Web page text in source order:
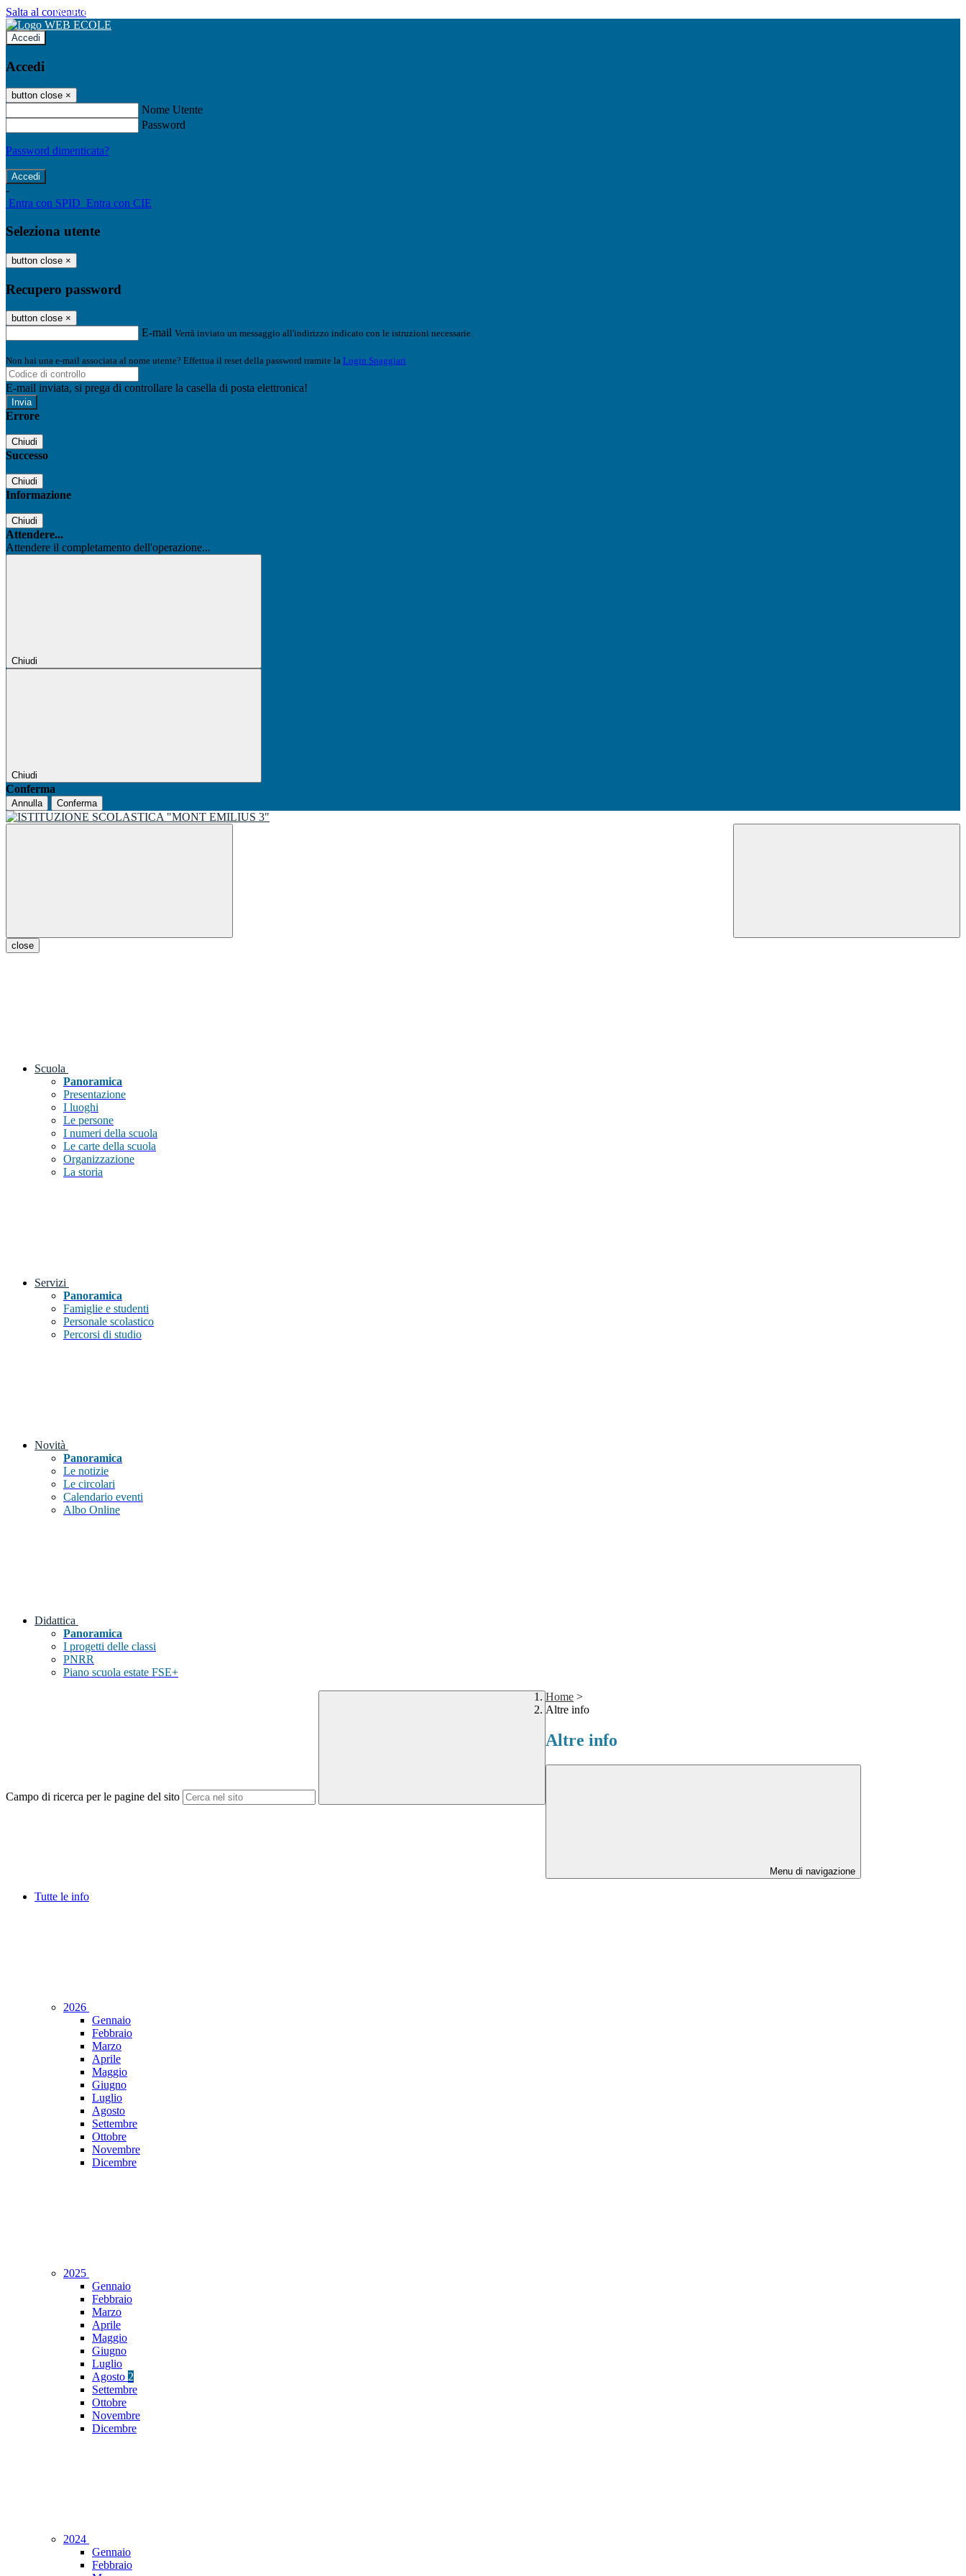
Salta al contenuto
WEB ECOLE
Accedi
Accedi
button close ×
Nome Utente
Password
Password dimenticata?
-
Entra con SPID Entra con CIE
Seleziona utente
button close ×
Recupero password
button close ×
E-mail Verrà inviato un messaggio all'indirizzo indicato con le istruzioni necessarie.
Non hai una e-mail associata al nome utente? Effettua il reset della password tramite la Login Spaggiari
E-mail inviata, si prega di controllare la casella di posta elettronica!
Errore
Chiudi
Successo
Chiudi
Informazione
Chiudi
Attendere...
Attendere il completamento dell'operazione...
Chiudi
Chiudi
Conferma
Annulla Conferma
close
Scuola
Panoramica
Presentazione
I luoghi
Le persone
I numeri della scuola
Le carte della scuola
Organizzazione
La storia
Servizi
Panoramica
Famiglie e studenti
Personale scolastico
Percorsi di studio
Novità
Panoramica
Le notizie
Le circolari
Calendario eventi
Albo Online
Didattica
Panoramica
I progetti delle classi
PNRR
Piano scuola estate FSE+
Campo di ricerca per le pagine del sito
Home >
Altre info
Altre info
Menu di navigazione
Tutte le info
2026
Gennaio
Febbraio
Marzo
Aprile
Maggio
Giugno
Luglio
Agosto
Settembre
Ottobre
Novembre
Dicembre
2025
Gennaio
Febbraio
Marzo
Aprile
Maggio
Giugno
Luglio
Agosto 2
Settembre
Ottobre
Novembre
Dicembre
2024
Gennaio
Febbraio